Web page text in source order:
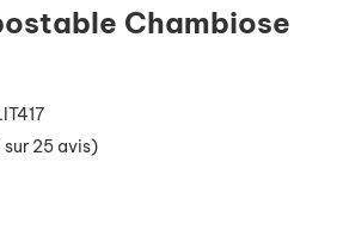
Chambiose
sur 25 avis)